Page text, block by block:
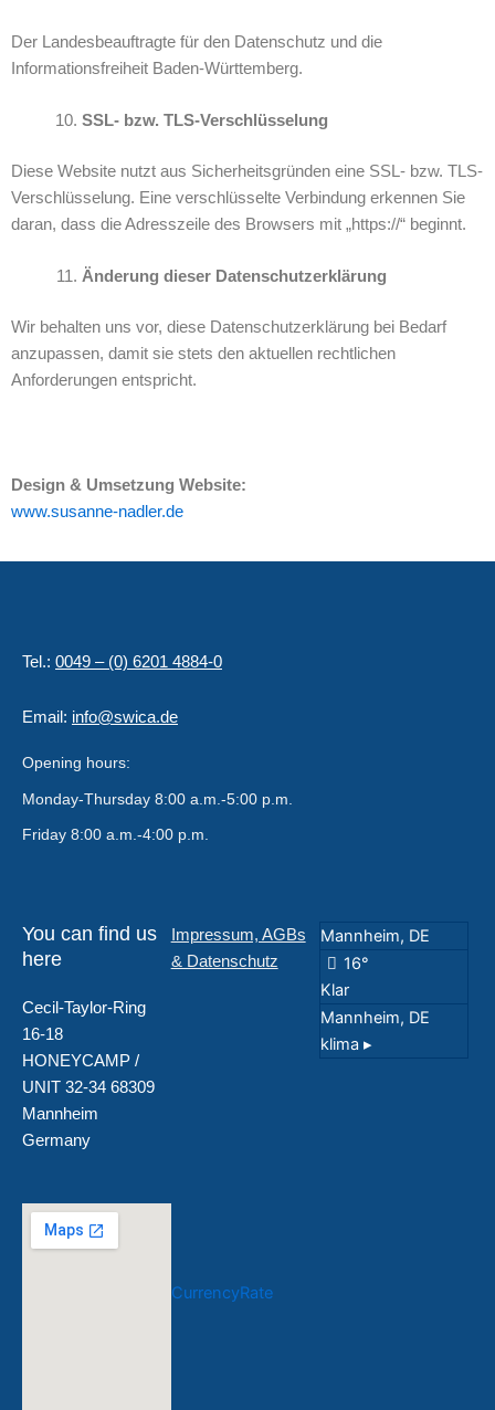
Der Landesbeauftragte für den Datenschutz und die
Informationsfreiheit Baden-Württemberg.
SSL- bzw. TLS-Verschlüsselung
Diese Website nutzt aus Sicherheitsgründen eine SSL- bzw. TLS-
Verschlüsselung. Eine verschlüsselte Verbindung erkennen Sie
daran, dass die Adresszeile des Browsers mit „https://“ beginnt.
Änderung dieser Datenschutzerklärung
Wir behalten uns vor, diese Datenschutzerklärung bei Bedarf
anzupassen, damit sie stets den aktuellen rechtlichen
Anforderungen entspricht.
Design & Umsetzung Website:
www.susanne-nadler.de
Tel.: 0049 – (0) 6201 4884-0
Email: info@swica.de
Opening hours:
Monday-Thursday 8:00 a.m.-5:00 p.m.
Friday 8:00 a.m.-4:00 p.m.
You can find us
here
Cecil-Taylor-Ring
16-18
HONEYCAMP /
UNIT 32-34 68309
Mannheim
Germany
Impressum, AGBs
& Datenschutz
CurrencyRate
Mannheim, DE
16°
Klar
Mannheim, DE
klima ▸